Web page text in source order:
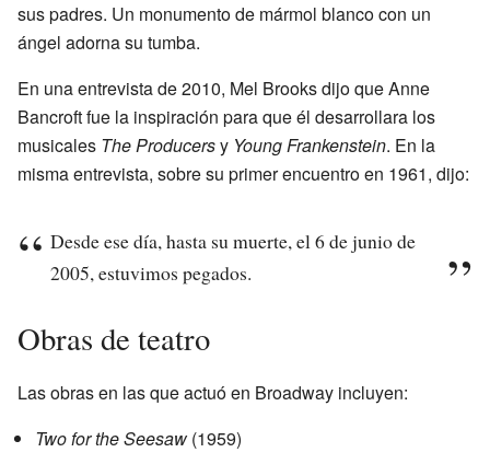
sus padres. Un monumento de mármol blanco con un
ángel adorna su tumba.
En una entrevista de 2010, Mel Brooks dijo que Anne
Bancroft fue la inspiración para que él desarrollara los
musicales The Producersy Young Frankenstein. En la
misma entrevista, sobre su primer encuentro en 1961, dijo:
Desde ese día, hasta su muerte, el 6 de junio de
2005, estuvimos pegados.
Obras de teatro
Las obras en las que actuó en Broadway incluyen:
Two for the Seesaw (1959)